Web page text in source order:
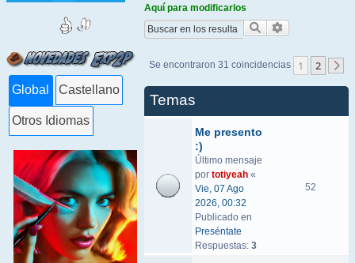
Global Castellano
Otros Idiomas
Aquí para modificarlos
Buscar
Se encontraron 31 coincidencias 1 2
Temas
Me presento
:)
Último mensaje
por totiyeah «
Vie, 07 Ago
2026, 00:32
Publicado en
Preséntate
Respuestas: 3
52